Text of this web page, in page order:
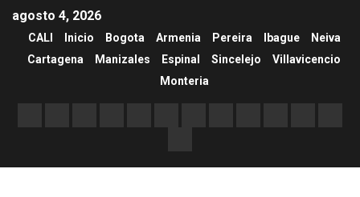
agosto 4, 2026
CALI Inicio Bogota Armenia Pereira Ibague
Neiva
Cartagena
Manizales Espinal Sincelejo
Villavicencio
Monteria